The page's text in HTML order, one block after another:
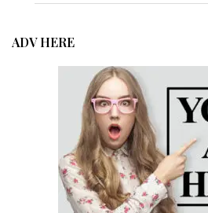
ADV HERE